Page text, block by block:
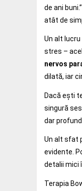
de ani
atât de
Un alt
stres –
nervos
dilată, iar
Dacă ești
singură
dar
Un alt sfat
evidente.
detalii mici
Terapia